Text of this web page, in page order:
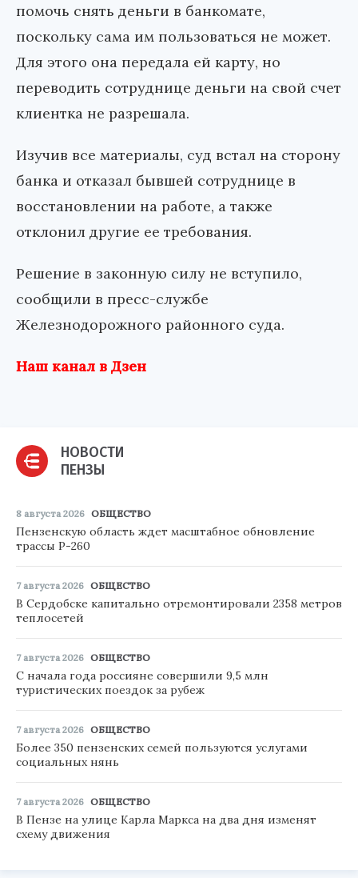
помочь снять деньги в банкомате,
поскольку сама им пользоваться не может.
Для этого она передала ей карту, но
переводить сотруднице деньги на свой счет
клиентка не разрешала.
Изучив все материалы, суд встал на сторону
банка и отказал бывшей сотруднице в
восстановлении на работе, а также
отклонил другие ее требования.
Решение в законную силу не вступило,
сообщили в пресс-службе
Железнодорожного районного суда.
Наш канал в Дзен
НОВОСТИ
ПЕНЗЫ
8 августа 2026 ОБЩЕСТВО
Пензенскую область ждет масштабное обновление
трассы Р-260
7 августа 2026 ОБЩЕСТВО
В Сердобске капитально отремонтировали 2358 метров
теплосетей
7 августа 2026 ОБЩЕСТВО
С начала года россияне совершили 9,5 млн
туристических поездок за рубеж
7 августа 2026 ОБЩЕСТВО
Более 350 пензенских семей пользуются услугами
социальных нянь
7 августа 2026 ОБЩЕСТВО
В Пензе на улице Карла Маркса на два дня изменят
схему движения